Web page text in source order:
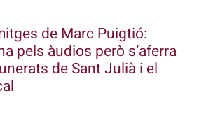
de Marc Puigtió:
pels àudios però s’aferra
de Sant Julià i el